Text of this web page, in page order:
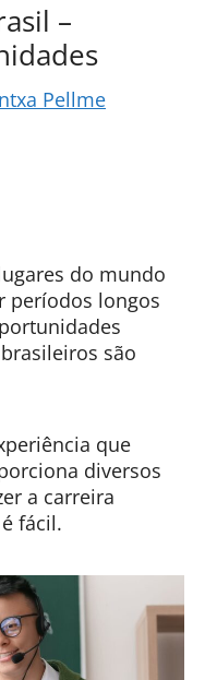
–
Pellme
do mundo
períodos longos
são
que
diversos
a carreira
fácil.